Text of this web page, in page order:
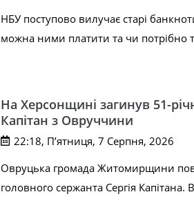
НБУ поступово вилучає старі
можна ними платити та чи потрібно
На Херсонщині загинув 51-
Капітан з Овруччини
22:18, П’ятниця, 7 Серпня, 2026
Овруцька громада Житомирщини
головного сержанта Сергія